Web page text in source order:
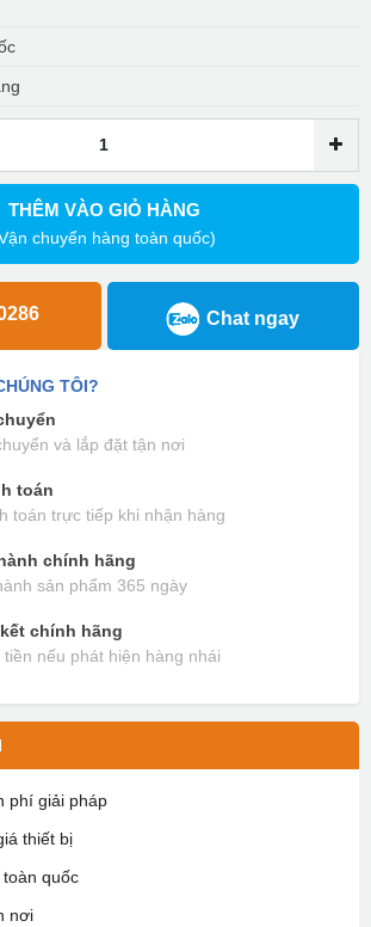
THÊM VÀO GIỎ HÀNG
chuyển hàng toàn quốc)
Chat ngay
TÔI?
và lắp đặt tận nơi
toán
toán trực tiếp khi nhận hàng
chính hãng
sản phẩm 365 ngày
chính hãng
tiền nếu phát hiện hàng nhái
phí giải pháp
thiết bị
quốc
nơi